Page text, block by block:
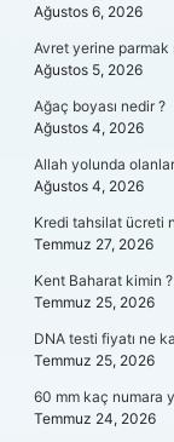
Ağustos 6, 2026
Avret yerine
Ağustos 5, 2026
Ağaç boyası nedir ?
Ağustos 4, 2026
Allah yolunda
Ağustos 4, 2026
Kredi tahsilat ücreti
Temmuz 27, 2026
Kent Baharat kimin ?
Temmuz 25, 2026
DNA testi fiyatı ne
Temmuz 25, 2026
60 mm kaç numara
Temmuz 24, 2026